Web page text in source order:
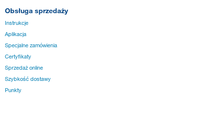
Obsługa sprzedaży
Instrukcje
Aplikacja
Specjalne zamówienia
Certyfikaty
Sprzedaż online
Szybkość dostawy
Punkty